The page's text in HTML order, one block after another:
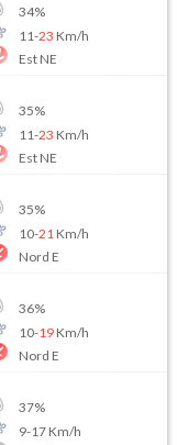
34%
11-23 Km/h
Est NE
35%
11-23 Km/h
Est NE
35%
10-21 Km/h
Nord E
36%
10-19Km/h
Nord E
37%
9-17Km/h